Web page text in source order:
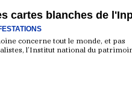
cartes blanches de
concerne tout le monde, et pas
l’Institut national du